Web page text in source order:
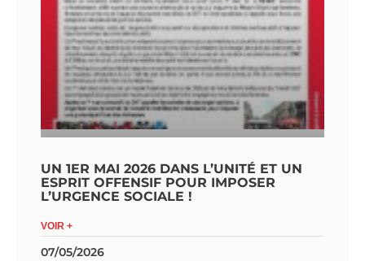
UN 1ER MAI 2026 DANS L’UNITÉ ET UN
ESPRIT OFFENSIF POUR IMPOSER
L’URGENCE SOCIALE !
VOIR +
07/05/2026